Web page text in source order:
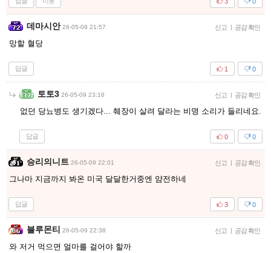
데마시안 26-05-09 21:57 신고 | 공감 확인
망할 혈당
답글 0
1
토토3 26-05-09 23:16 신고 | 공감 확인
없던 당뇨병도 생기겠다... 췌장이 살려 달라는 비명 소리가 들리네요.
답글 0
0
승리의니트 26-05-09 22:01 신고 | 공감 확인
그나마 지금까지 봐온 미국 달달한거중엔 얌전하네
답글 0
3
블루몬티 26-05-09 22:38 신고 | 공감 확인
와 저거 먹으면 얼마를 걸어야 할까